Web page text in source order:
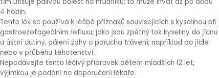
4 hodin.
Tento lék se používá k léčbě příznaků souvisejících s kyselinou při
gastroezofageálním refluxu, jako jsou zpětný tok kyseliny do jícnu
a ústní dutiny, pálení žáhy a porucha trávení, například po jídle
nebo v průběhu těhotenství.
Nepodávejte tento léčivý přípravek dětem mladších 12 let,
výjimkou je podání na doporučení lékaře.